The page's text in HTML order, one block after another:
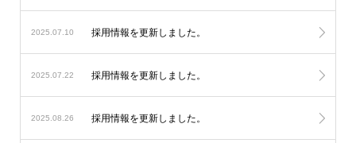
2025.07.10 採用情報を更新しました。
2025.07.22 採用情報を更新しました。
2025.08.26 採用情報を更新しました。